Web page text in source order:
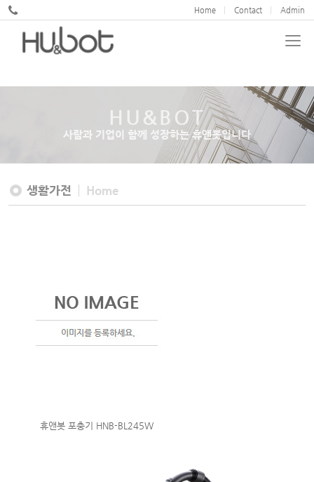
Home Contact Admin
공지사항
HU&BOT
사람과 기업이 함께 성장하는 휴앤봇입니다
생활가전 Home
휴앤봇 포충기 HNB-BL245W